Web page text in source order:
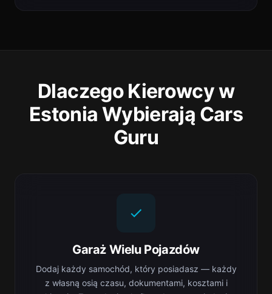
Dlaczego Kierowcy w
Estonia Wybierają Cars
Guru
Garaż Wielu Pojazdów
Dodaj każdy samochód, który posiadasz — każdy
z własną osią czasu, dokumentami, kosztami i